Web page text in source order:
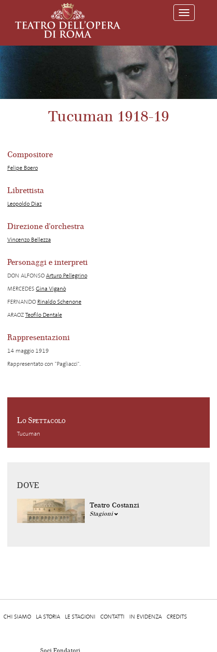
T
o
l
Tucuman 1918-19
Compositore
Felipe Boero
Librettista
Leopoldo Diaz
Direzione d'orchestra
Vincenzo Bellezza
Personaggi e interpreti
DON ALFONSOArturo Pellegrino
MERCEDESGina Viganò
FERNANDO Rinaldo Schenone
ARAOZTeofilo Dentale
Rappresentazioni
14 maggio 1919
Rappresentato con "Pagliacci".
Lo Spettacolo
Tucuman
DOVE
Teatro Costanzi
Stagioni
CHI SIAMO LA STORIA LE STAGIONI CONTATTI IN EVIDENZA CREDITS